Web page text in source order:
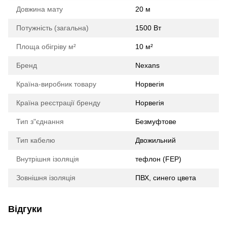
Довжина мату 20 м
Потужність (загальна) 1500 Вт
Площа обігріву м² 10 м²
Бренд Nexans
Країна-виробник товару Норвегія
Країна реєстрації бренду Норвегія
Тип з"єднання Безмуфтове
Тип кабелю Двожильний
Внутрішня ізоляція тефлон (FEP)
Зовнішня ізоляція ПВХ, синего цвета
Відгуки